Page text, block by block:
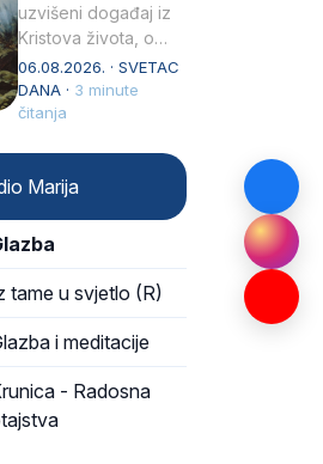
uzvišeni događaj iz
Kristova života, o
kojem nas izvješćuju
evanđelisti Matej,
Marko i Luka te sveti
06.08.2026. · SVETAC
DANA · 3 minute
čitanja
Marija
tame u svjetlo (R)
i meditacije
- Radosna